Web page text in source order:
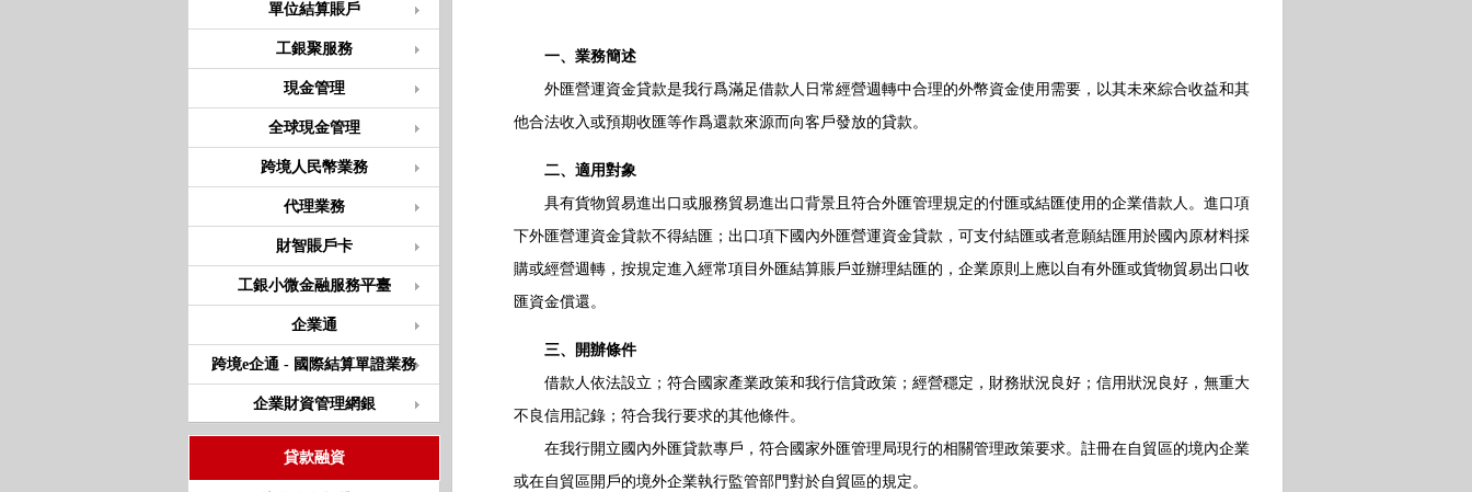
單位結算賬戶
工銀聚服務
現金管理
全球現金管理
跨境人民幣業務
代理業務
財智賬戶卡
工銀小微金融服務平臺
企業通
跨境e企通 - 國際結算單證業務
企業財資管理網銀
貸款融資
一、業務簡述
外匯營運資金貸款是我行爲滿足借款人日常經營週轉中合理的外幣資金使用需要，以其未來綜合收益和其
他合法收入或預期收匯等作爲還款來源而向客戶發放的貸款。
二、適用對象
具有貨物貿易進出口或服務貿易進出口背景且符合外匯管理規定的付匯或結匯使用的企業借款人。進口項
下外匯營運資金貸款不得結匯；出口項下國內外匯營運資金貸款，可支付結匯或者意願結匯用於國內原材料採
購或經營週轉，按規定進入經常項目外匯結算賬戶並辦理結匯的，企業原則上應以自有外匯或貨物貿易出口收
匯資金償還。
三、開辦條件
借款人依法設立；符合國家產業政策和我行信貸政策；經營穩定，財務狀況良好；信用狀況良好，無重大
不良信用記錄；符合我行要求的其他條件。
在我行開立國內外匯貸款專戶，符合國家外匯管理局現行的相關管理政策要求。註冊在自貿區的境內企業
或在自貿區開戶的境外企業執行監管部門對於自貿區的規定。